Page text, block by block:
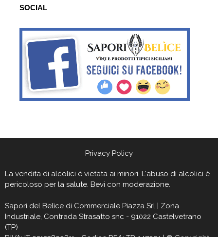
SOCIAL
Privacy Policy
La vendita di alcolici è vietata ai minori. L'abuso di alcolici è
pericoloso per la salute. Bevi con moderazione.
Sapori del Belìce di Commerciale Piazza Srl | Zona
Industriale, Contrada Strasatto snc - 91022 Castelvetrano
(TP)